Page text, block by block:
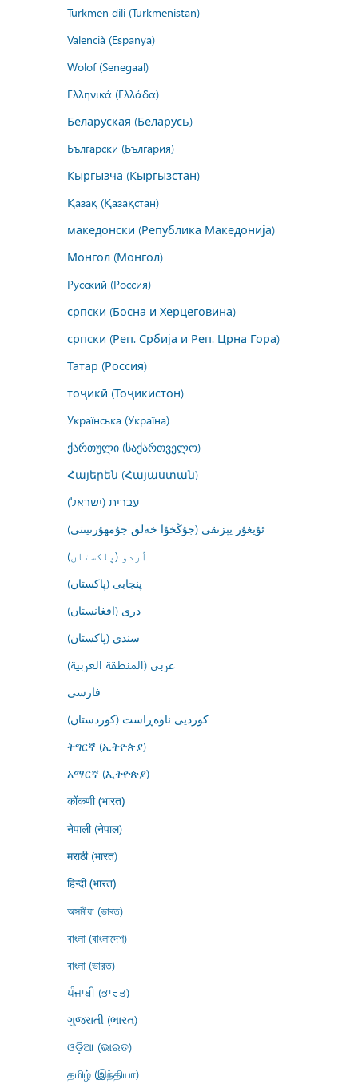
Türkmen dili (Türkmenistan)
Valencià (Espanya)
Wolof (Senegaal)
Ελληνικά (Ελλάδα)
Беларуская (Беларусь)
Български (България)
Кыргызча (Кыргызстан)
Қазақ (Қазақстан)
македонски (Република Македонија)
Монгол (Монгол)
Русский (Россия)
српски (Босна и Херцеговина)
српски (Реп. Србија и Реп. Црна Гора)
Татар (Россия)
тоҷикӣ (Тоҷикистон)
Українська (Україна)
ქართული (საქართველო)
Հայերեն (Հայաստան)
עברית (ישראל)
ئۇيغۇر يېزىقى (جۇڭخۇا خەلق جۇمھۇرىيىتى)
اُردو (پاکستان)
پنجابی (پاکستان)
درى (افغانستان)
سنڌي (پاکستان)
عربي (المنطقة العربية)
فارسى
کوردیی ناوەڕاست (کوردستان)
ትግርኛ (ኢትዮጵያ)
አማርኛ (ኢትዮጵያ)
कोंकणी (भारत)
नेपाली (नेपाल)
मराठी (भारत)
हिन्दी (भारत)
অসমীয়া (ভাৰত)
বাংলা (বাংলাদেশ)
বাংলা (ভারত)
ਪੰਜਾਬੀ (ਭਾਰਤ)
ગુજરાતી (ભારત)
ଓଡ଼ିଆ (ଭାରତ)
தமிழ் (இந்தியா)